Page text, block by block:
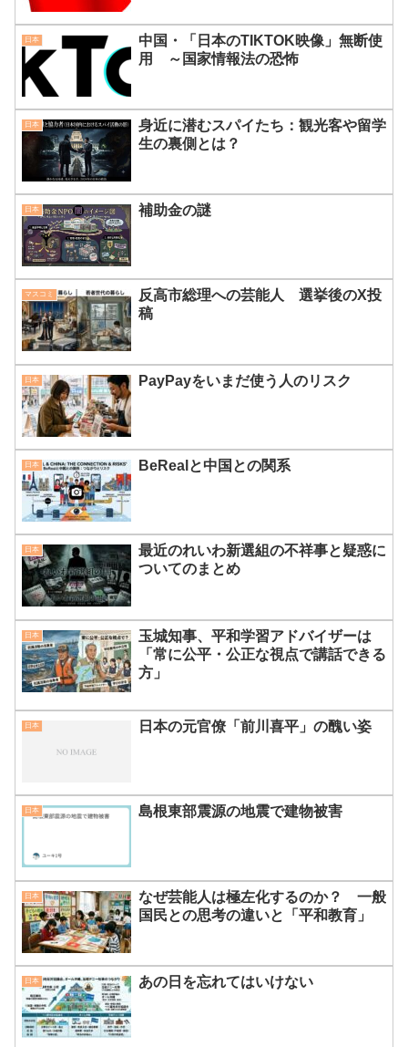
日本
中国・「日本のTIKTOK映像」無断使
用 ～国家情報法の恐怖
日本
身近に潜むスパイたち：観光客や留学
生の裏側とは？
日本 補助金の謎
マスコミ
反高市総理への芸能人 選挙後のX投
稿
日本 PayPayをいまだ使う人のリスク
日本 BeRealと中国との関系
日本
最近のれいわ新選組の不祥事と疑惑に
ついてのまとめ
日本
玉城知事、平和学習アドバイザーは
「常に公平・公正な視点で講話できる
方」
日本 日本の元官僚「前川喜平」の醜い姿
日本 島根東部震源の地震で建物被害
日本
なぜ芸能人は極左化するのか？ 一般
国民との思考の違いと「平和教育」
日本 あの日を忘れてはいけない